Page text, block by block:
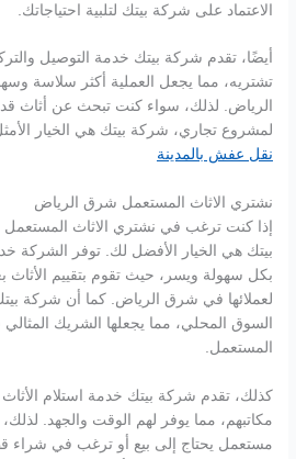
الاعتماد على شركة بيتك لتلبية احتياجاتك.
أيضًا، تقدم شركة بيتك خدمة التوصيل
تشتريه، مما يجعل العملية أكثر سلاسة
الرياض. لذلك، سواء كنت تبحث عن أثاث
لمشروع تجاري، شركة بيتك هي الخيار الأمثل
نقل عفش بالمدينة
نشتري الاثاث المستعمل شرق الرياض
إذا كنت ترغب في نشتري الاثاث
بيتك هي الخيار الأفضل لك. توفر الشركة
بكل سهولة ويسر، حيث تقوم بتقييم الأثاث
لعملائها في شرق الرياض. كما أن شركة
السوق المحلي، مما يجعلها الشريك
المستعمل.
كذلك، تقدم شركة بيتك خدمة استلام الأثاث
مكاتبهم، مما يوفر لهم الوقت والجهد.
مستعمل يحتاج إلى بيع أو ترغب في شراء